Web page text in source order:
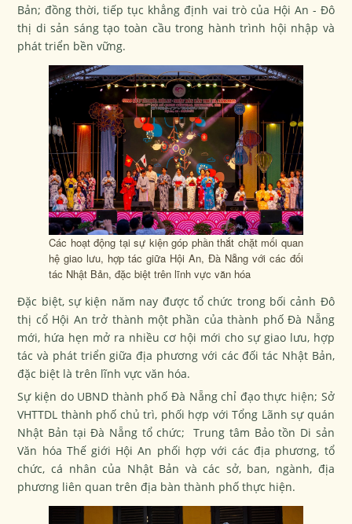
Bản; đồng thời, tiếp tục khẳng định vai trò của Hội An - Đô
thị di sản sáng tạo toàn cầu trong hành trình hội nhập và
phát triển bền vững.
Các hoạt động tại sự kiện góp phần thắt chặt mối quan
hệ giao lưu, hợp tác giữa Hội An, Đà Nẵng với các đối
tác Nhật Bản, đặc biệt trên lĩnh vực văn hóa
Đặc biệt, sự kiện năm nay được tổ chức trong bối cảnh Đô
thị cổ Hội An trở thành một phần của thành phố Đà Nẵng
mới, hứa hẹn mở ra nhiều cơ hội mới cho sự giao lưu, hợp
tác và phát triển giữa địa phương với các đối tác Nhật Bản,
đặc biệt là trên lĩnh vực văn hóa.
Sự kiện do UBND thành phố Đà Nẵng chỉ đạo thực hiện; Sở
VHTTDL thành phố chủ trì, phối hợp với Tổng Lãnh sự quán
Nhật Bản tại Đà Nẵng tổ chức; Trung tâm Bảo tồn Di sản
Văn hóa Thế giới Hội An phối hợp với các địa phương, tổ
chức, cá nhân của Nhật Bản và các sở, ban, ngành, địa
phương liên quan trên địa bàn thành phố thực hiện.